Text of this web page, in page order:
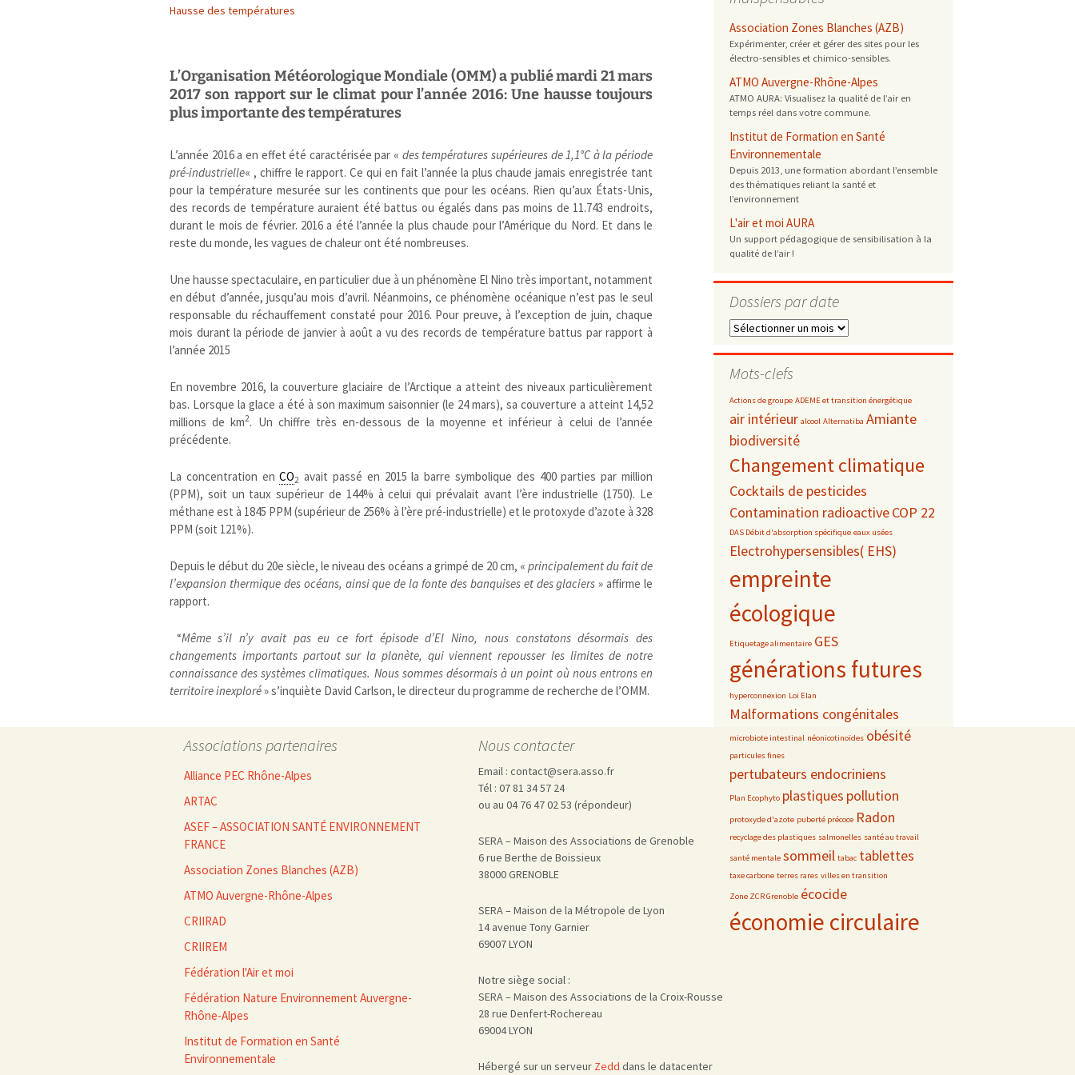
modes de conservation et de cuisson
Contamination infectieuse
Contaminations chimiques
cancérigène / mutagène / reprotoxique
perturbateurs endocriniens
PFAS
recyclage
traitements
Décisions politiques et juridiques
européenne
internationale
nationale
Eau
mers et océans
superficielles et souterraines
Énergies
fossiles
renouvelables / transition énergétique
Environnement numérique
Études scientifiques
surveillance sanitaire
toxicologique
Logement
Modes de comportement
offre de soins
Population à risque
adolescents
exposition professionnelle
Publications recommandées
électromagnétiques (THT, téléphonie
mobile, WIFI, Linky, …)
Santé publique
Sols
environnement industriel
nanotechnologies
Tourisme
Transports
Hausse des températures
L’Organisation Météorologique Mondiale (OMM) a publié mardi 21 mars
2017 son rapport sur le climat pour l’année 2016: Une hausse toujours
plus importante des températures
L’année 2016 a en effet été caractérisée par « des températures supérieures de 1,1°C à la période
pré-industrielle« , chiffre le rapport. Ce qui en fait l’année la plus chaude jamais enregistrée tant
pour la température mesurée sur les continents que pour les océans. Rien qu’aux États-Unis,
des records de température auraient été battus ou égalés dans pas moins de 11.743 endroits,
durant le mois de février. 2016 a été l’année la plus chaude pour l’Amérique du Nord. Et dans le
reste du monde, les vagues de chaleur ont été nombreuses.
Une hausse spectaculaire, en particulier due à un phénomène El Nino très important, notamment
en début d’année, jusqu’au mois d’avril. Néanmoins, ce phénomène océanique n’est pas le seul
responsable du réchauffement constaté pour 2016. Pour preuve, à l’exception de juin, chaque
mois durant la période de janvier à août a vu des records de température battus par rapport à
l’année 2015
En novembre 2016, la couverture glaciaire de l’Arctique a atteint des niveaux particulièrement
bas. Lorsque la glace a été à son maximum saisonnier (le 24 mars), sa couverture a atteint 14,52
millions de km2. Un chiffre très en-dessous de la moyenne et inférieur à celui de l’année
précédente.
La concentration enCO2 avait passé en 2015 la barre symbolique des 400 parties par million
(PPM), soit un taux supérieur de 144% à celui qui prévalait avant l’ère industrielle (1750). Le
méthane est à 1845 PPM (supérieur de 256% à l’ère pré-industrielle) et le protoxyde d’azote à 328
PPM (soit 121%).
Depuis le début du 20e siècle, le niveau des océans a grimpé de 20 cm, « principalement du fait de
l’expansion thermique des océans, ainsi que de la fonte des banquises et des glaciers » affirme le
rapport.
“Même s’il n’y avait pas eu ce fort épisode d’El Nino, nous constatons désormais des
changements importants partout sur la planète, qui viennent repousser les limites de notre
connaissance des systèmes climatiques. Nous sommes désormais à un point où nous entrons en
territoire inexploré» s’inquiète David Carlson, le directeur du programme de recherche de l’OMM.
Association Zones Blanches (AZB)
Expérimenter, créer et gérer des sites pour les
électro-sensibles et chimico-sensibles.
ATMO Auvergne-Rhône-Alpes
ATMO AURA: Visualisez la qualité de l’air en
temps réel dans votre commune.
Institut de Formation en Santé
Environnementale
Depuis 2013, une formation abordant l’ensemble
des thématiques reliant la santé et
l’environnement
L'air et moi AURA
Un support pédagogique de sensibilisation à la
qualité de l’air !
Dossiers par date
Dossiers
date
Mots-clefs
Actions de groupe ADEME et transition énergétique
air intérieur alcool Alternatiba Amiante
biodiversité
Changement climatique
Cocktails de pesticides
Contamination radioactiveCOP 22
DAS Débit d'absorption spécifique eaux usées
Electrohypersensibles( EHS)
empreinte
écologique
Etiquetage alimentaire GES
générations futures
hyperconnexion Loi Elan
Malformations congénitales
microbiote intestinal néonicotinoïdes obésité
particules fines
pertubateurs endocriniens
Plan Ecophyto plastiques pollution
protoxyde d'azote puberté précoce Radon
recyclage des plastiques salmonelles santé au travail
santé mentale sommeil tabac tablettes
taxe carbone terres rares villes en transition
Zone ZCR Grenoble écocide
économie circulaire
Associations partenaires
Alliance PEC Rhône-Alpes
ARTAC
ASEF – ASSOCIATION SANTÉ ENVIRONNEMENT
FRANCE
Association Zones Blanches (AZB)
ATMO Auvergne-Rhône-Alpes
CRIIRAD
CRIIREM
Fédération l'Air et moi
Fédération Nature Environnement Auvergne-
Rhône-Alpes
Institut de Formation en Santé
Environnementale
Nous contacter
Email : contact@sera.asso.fr
Tél : 07 81 34 57 24
ou au 04 76 47 02 53 (répondeur)
SERA – Maison des Associations de Grenoble
6 rue Berthe de Boissieux
38000 GRENOBLE
SERA – Maison de la Métropole de Lyon
14 avenue Tony Garnier
69007 LYON
Notre siège social :
SERA – Maison des Associations de la Croix-Rousse
28 rue Denfert-Rochereau
69004 LYON
Hébergé sur un serveur Zedd dans le datacenter